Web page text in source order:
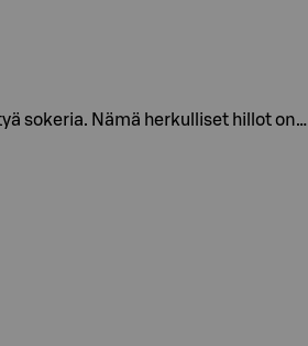
sokeria. Nämä herkulliset hillot on…